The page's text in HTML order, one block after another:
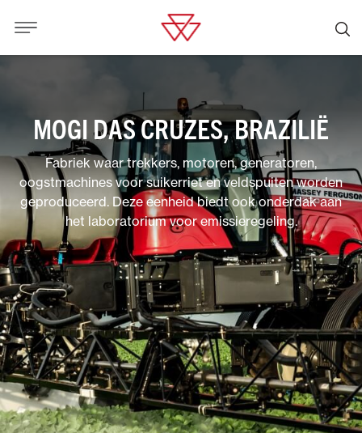
MOGI DAS CRUZES, BRAZILIË
Fabriek waar trekkers, motoren, generatoren,
oogstmachines voor suikerriet en veldspuiten worden
geproduceerd. Deze eenheid biedt ook onderdak aan
het laboratorium voor emissieregeling.